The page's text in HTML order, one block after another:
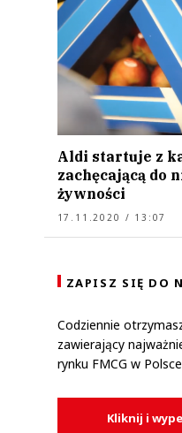
Aldi startuje z
zachęcającą do
żywności
17.11.2020 / 13:07
ZAPISZ SIĘ DO
Codziennie
zawierający
rynku FMCG w
Kliknij i